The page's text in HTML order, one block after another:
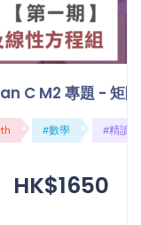
C M2 專題 - 矩
#數學 #精讀
HK$1650